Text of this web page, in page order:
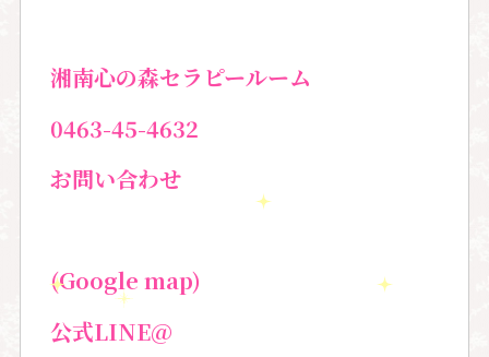
湘南心の森セラピールーム
0463-45-4632
お問い合わせ
(Google map)
公式LINE@